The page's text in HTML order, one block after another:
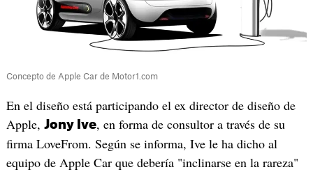
Concepto de Apple Car de Motor1.com
En el diseño está participando el ex director de diseño de
Apple, Jony Ive, en forma de consultor a través de su
firma LoveFrom. Según se informa, Ive le ha dicho al
equipo de Apple Car que debería "inclinarse en la rareza"